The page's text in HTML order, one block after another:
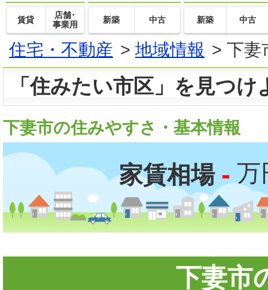
賃貸
店舗･
事業用
新築 中古 新築 中古
住宅・不動産 > 地域情報 > 下妻
「住みたい市区」を見つけ
下妻市の住みやすさ・基本情報
家賃相場 -
下妻市